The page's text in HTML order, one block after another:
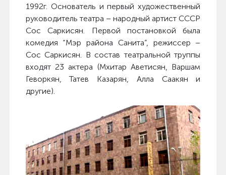
1992г. Основатель и первый художественный
руководитель театра – народный артист СССР
Сос Саркисян. Первой постановкой была
комедия “Мэр района Санита”, режиссер –
Сос Саркисян. В состав театральной труппы
входят 23 актера (Мхитар Аветисян, Варшам
Геворкян, Татев Казарян, Алла Саакян и
другие).